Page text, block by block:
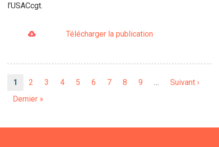
l’USACcgt.
Télécharger la publication
Page
1 Page
2 Page
3 Page
4 Page
5 Page
6 Page
7 Page
8 Page
9 …
Page
Suivant ›
Dernière
Dernier »